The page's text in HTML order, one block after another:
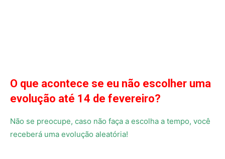
O que acontece se eu não escolher uma
evolução até 14 de fevereiro?
Não se preocupe, caso não faça a escolha a tempo, você
receberá uma evolução aleatória!